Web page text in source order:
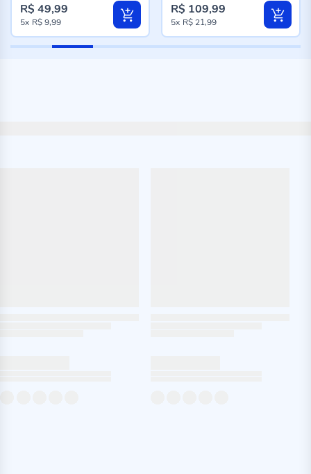
R$ 49,99
5x R$ 9,99
R$ 109,99
5x R$ 21,99